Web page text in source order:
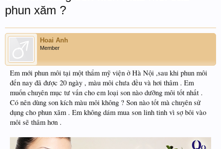
phun xăm ?
Hoai Anh
Member
Em mới phun môi tại một thẩm mỹ viện ở Hà Nội ,sau khi phun môi
đến nay đã được 20 ngày , màu môi chưa đều và hơi thâm . Em
muốn chuyên mục tư vấn cho em loại son nào dưỡng môi tốt nhất .
Có nên dùng son kích màu môi không ? Son nào tốt mà chuyên sử
dụng cho phun xăm . Em không dám mua son linh tinh vì sợ bôi vào
môi sẽ thâm hơn .